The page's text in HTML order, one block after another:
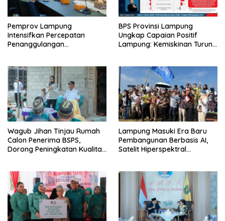
Pemprov Lampung
Intensifkan Percepatan
Penanggulangan
BPS Provinsi Lampung
Ungkap Capaian Positif
Lampung: Kemiskinan Turun,
Wagub Jihan Tinjau Rumah
Calon Penerima BSPS,
Dorong Peningkatan Kualitas
Lampung Masuki Era Baru
Pembangunan Berbasis AI,
Satelit Hiperspektral